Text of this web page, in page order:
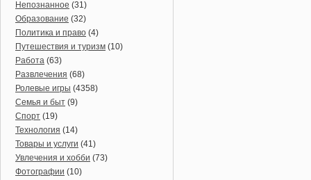
Непознанное (31)
Образование (32)
Политика и право (4)
Путешествия и туризм (10)
Работа (63)
Развлечения (68)
Ролевые игры (4358)
Семья и быт (9)
Спорт (19)
Технология (14)
Товары и услуги (41)
Увлечения и хобби (73)
Фотографии (10)